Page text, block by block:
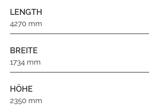
LENGTH
4270 mm
BREITE
1734 mm
HÖHE
2350 mm